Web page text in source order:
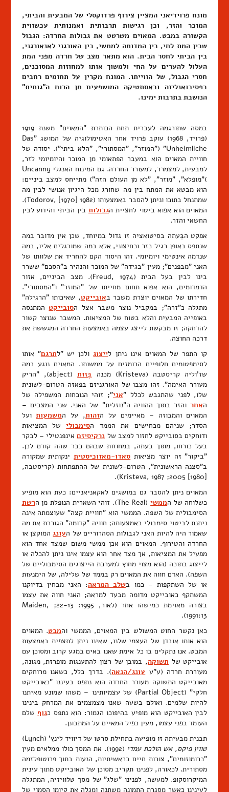
מונח פרוידיאני המציין צירוף פרדוקסלי של המבעית והביתי,
המוכר והזר, וכן רגישות תרבותית ואמנותית עכשווית
הקשורה במבט. המאוים משרטט את גבולות החרדה: הגבול
שבין המת לחי, בין המדומה לממשי, בין האורגני לאנאורגני,
בין הביתי לחסר הבית. הוא מתאר מצב של חרדה מפני המת
העלול להערים על החי ולמשוך אותו למחוזות המסוכנים,
חסרי הגבול, של הווייתו. המונח מקרין על תחומים רחבים
בפסיכואנליזה ובאסתטיקה המושפעים מן הרוח ה"גותית"
הנושבת בתרבות ימינו.
במסה שתורגמה לעברית תחת הכותרת "המאוים" משנת 1919
(פרויד, 1968) עוקב פרויד אחר האטימולוגיה של המושג "Das
Unheimliche" ("המוזר", "המסתורי", "הלא ביתי"). יסודה של
חוויית המאוים הוא במעבר הפתאומי מן המוכר והיומיומי לזר,
למבעית, למצמרר, למעורר החרדה. גם המינוח האנגלי Uncanny
)"מופלא", "מוזר", "לא מן העולם הזה") מתייחס למצב ביניים:
הוא מבטא את המתח בין מה שחורג מכל היגיון אנושי לבין מה
שמתנחל בתוכו וניתן להסבר באמצעותו (Todorov, [1970] 1982).
המאוים הוא אפוא ביטוי לחציית הגבולותבין הביתי והידוע לבין
החשאי והזר.
אפקט הבְּעתה בסיטואציה זו גדול במיוחד, שכן אין מדובר במה
שנתפס באופן רגיל כזר וכחיצוני, אלא במה שמורגלים אליו, במה
שנדמה אינטימי ויומיומי. זהו היסוד הקם להחריד את שלוותו של
האני "מבפנים"; מעין "בגידה" של המוכר והנהיר ב"הסכם" ששרר
בינו לבין בעל הבית (Freud, 1974). מצב הביניים, אזור
הדמדומים, הוא אפוא תחום מחייתו של "המוזר" ו"המסתורי".
חדירתו של המאוים יוצרת משבר באובייקט, שאיכותו "הרגילה"
מתגלה כ"זרה"; במקביל נוצר משבר אצל הסובייקט המתנסה
באופייה המבעית והלא בטוח של המציאות. המשבר שנוצר קשור
להדחקה; זו מבקשת לייצג עצמה באמצעות החרדה המגששת את
דרכה החוצה.
קו התפר של המאוים אינו ניתן לייצוגולכן יש "לתרגם" אותו
לסימפטומים חלופיים הרומזים על ממשותו. המאוים נוגע במה
שז'וליה קריסטבה (Kristeva) מכנה
בְּזוּת
(abject), "הריק
מעורר האימה". זהו מצבו של האורגניזם בפאזה הטרום-לשונית
שלו, לפני שהתגבש לכלל "אני"; זוהי הנוכחות המשפילה של
האחרוהזר בתוך ההוויה ה"נוזלית" של האני. שני המצבים –
המאוים והמבוזה – מאיימים על הזהות, על המשמעותועל
הסדר; שניהם מכחישים את הממד הסימבולישל המציאות
ודוחקים בסובייקט לחזור למצב של נרקיסיזםאינפנטילי – לבקר
בעל כורחו, מתוך בעתה, במחוזות שבהם כבר שהה קודם לכן.
"ביקור" זה יוצר מציאות סאדו-מאזוכיסטיתינקותית שמקורה
ב"סצנה הראשונית", הטרום-לשונית של ההתפתחות (קריסטבה,
[1980] 2005; Kristeva, 1987).
המאוים ניתן להסבר גם במושגים לאקאניאניים: כעת הוא מופיע
כשלוחה של הממשי(The Real). זוהי השארית הנופלת מן ה
רשת
הסימבולית של השפה. הממשי הוא "חוויית קצה" שעוצמתה אינה
ניתנת לביטוי סימבולי באמצעותה; חוויה "קדומה" הגוררת את מה
שאמור היה להיות האני לגבולות הסהרוריים של העונגהמוקצן או
החרדה והטירוף. המאוים הוא אכן ממשי משום שמצד אחד הוא
מפעיל את המציאות, אך מצד אחר הוא עצמו אינו ניתן להכלה או
לייצוג בתוכה (הוא מצוי מחוץ למערכת הייצוגים הסימבוליים של
השפה). האדם חווה את המאוים רק בממד של שלילה, של הימנעות
או של השתקפות – כמו בשלב המראה: האני מבחין בדיוקנו
המשתקף כאובייקט מדומה מבעד למראה; האני חווה את עצמו
בצורה מאוימת כמישהו אחר (לאור, 1995: 22-13; Maiden,
1991:13).
כאן נקשר החוט המשולש בין המאוים, הממשי והמבט. המאוים
הוא אותו אובדן של העצמי שלנו, שאינו ניתן לתצפית באמצעות
המבט. אנו נתקלים בו כל אימת שאנו באים במגע קרוב ומסוכן עם
אובייקט של תשוקה, במובן של רצון להתענגות מופרזת, מגונה,
מעוררת חרדה (ע"ע עונג/הנאה). בדרך כלל, כשאנו מרוחקים
מאובייקט התשוקה מעורר החרדה הוא נתפס בעיננו "כאובייקט
חלקי" (Partial Object) של עצמיותינו – משהו שמונע מאיתנו
להיות שלמים. ואולם בשעה שאנו מצמצמים את המרחק בינינו
לבין האובייקט הוא מופיע בהיפוכו הגמור: הוא נתפס כגוף שלם
העומד בפני עצמו, מעין כפיל המאיים על המתבונן.
תבנית מבעיתה זו מופיעה בתחילת סרטו של דיוויד לינץ' (Lynch)
טווין פיקס, אש הולכת עמדי
(1992). את המסך כולו ממלאים מעין
"כרומוזומים", צורות חיים בראשיתיות, הנעות בתוך פרוטופלזמה
מסתורית. לכאורה, לפנינו תקריב מסוכן של האובייקט מתוך עינית
המיקרוסקופ. למעשה, לפנינו "שלג" של מסך טלוויזיה, המתגלה
לעינינו כאשר מסגרת התמונה משתנה ומגלה את קיומו הסמוי של